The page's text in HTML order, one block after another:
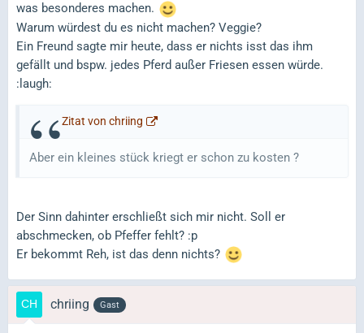
was besonderes machen.
Warum würdest du es nicht machen? Veggie?
Ein Freund sagte mir heute, dass er nichts isst das ihm
gefällt und bspw. jedes Pferd außer Friesen essen würde.
:laugh:
Zitat von chriing
Aber ein kleines stück kriegt er schon zu kosten ?
Der Sinn dahinter erschließt sich mir nicht. Soll er
abschmecken, ob Pfeffer fehlt? :p
Er bekommt Reh, ist das denn nichts?
chriing Gast